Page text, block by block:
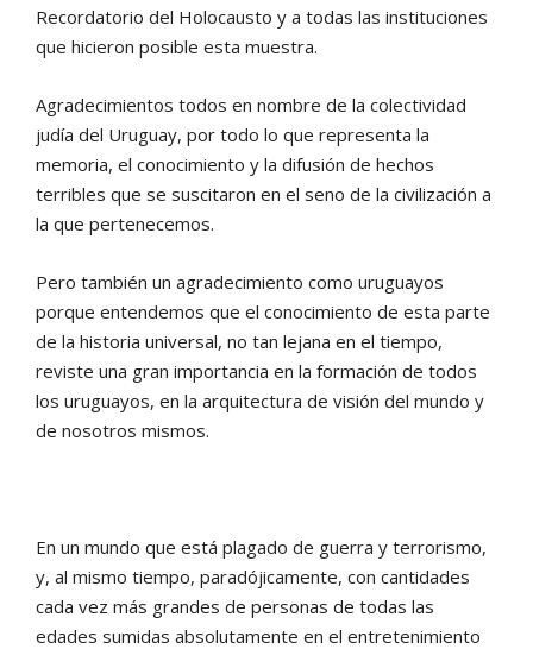
Recordatorio del Holocausto y a todas las instituciones
que hicieron posible esta muestra.
Agradecimientos todos en nombre de la colectividad
judía del Uruguay, por todo lo que representa la
memoria, el conocimiento y la difusión de hechos
terribles que se suscitaron en el seno de la civilización a
la que pertenecemos.
Pero también un agradecimiento como uruguayos
porque entendemos que el conocimiento de esta parte
de la historia universal, no tan lejana en el tiempo,
reviste una gran importancia en la formación de todos
los uruguayos, en la arquitectura de visión del mundo y
de nosotros mismos.
En un mundo que está plagado de guerra y terrorismo,
y, al mismo tiempo, paradójicamente, con cantidades
cada vez más grandes de personas de todas las
edades sumidas absolutamente en el entretenimiento